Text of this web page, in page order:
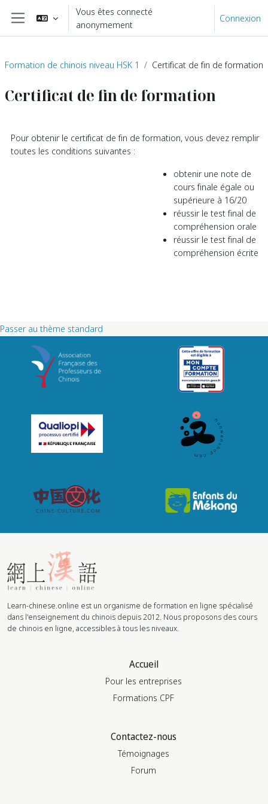
Passer au contenu principal
Panneau latéral
Vous êtes connecté
anonymement
Connexion
Formation de chinois niveau HSK 1 Certificat de fin de formation
Certificat de fin de formation
Résumé de section
Pour obtenir le certificat de fin de formation, vous devez remplir
toutes les conditions suivantes :
obtenir une note de
cours finale égale ou
supérieure à 16/20
réussir le test final de
compréhension orale
réussir le test final de
compréhension écrite
Passer au thème standard
Learn-chinese.online est un organisme de formation en ligne spécialisé
dans l'enseignement du chinois depuis 2012. Nous proposons des cours
de chinois en ligne, accessibles à tous les niveaux.
Accueil
Pour les entreprises
Formations CPF
Contactez-nous
Témoignages
Forum